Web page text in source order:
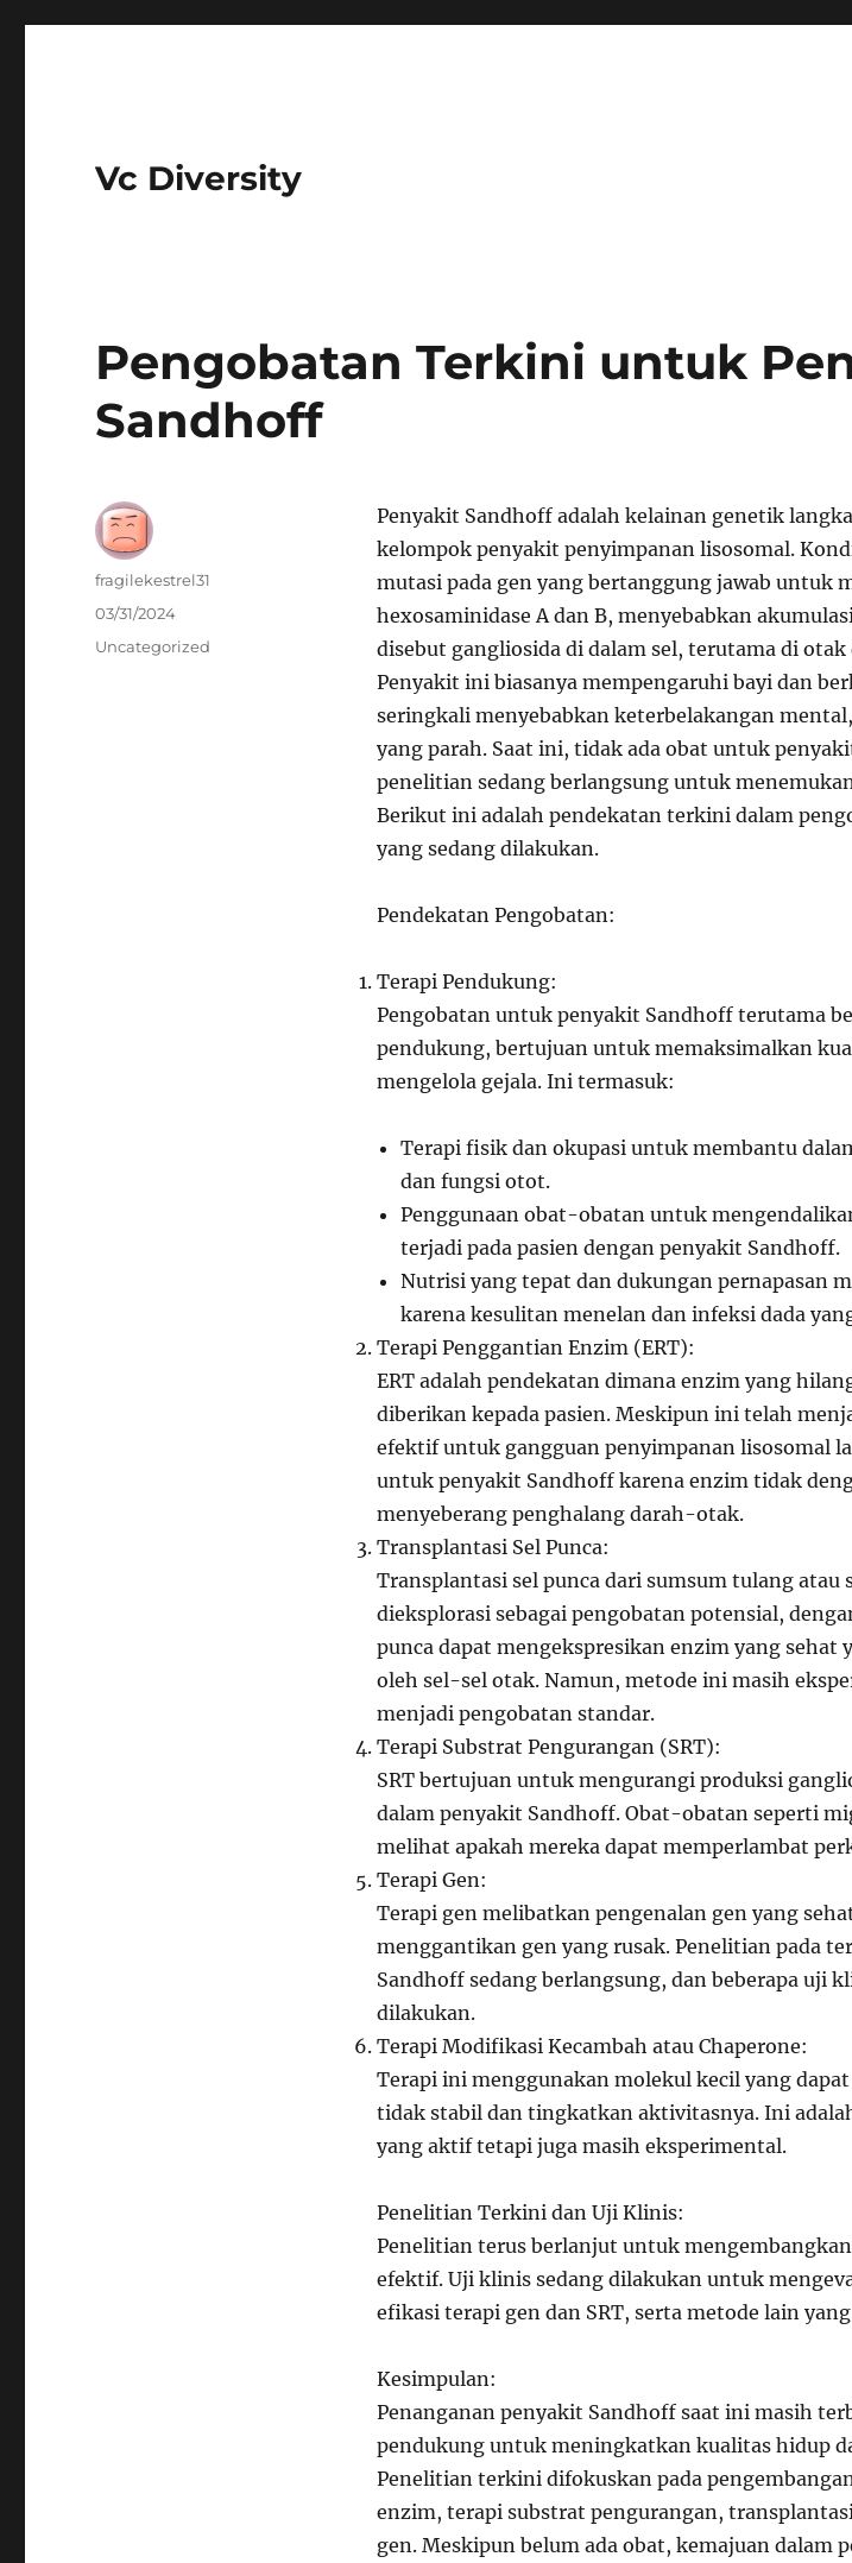
Vc Diversity
Pengobatan Terkini untuk
Sandhoff
Penyakit Sandhoff adalah kelainan genetik
kelompok penyakit penyimpanan lisosomal.
mutasi pada gen yang bertanggung jawab untuk
hexosaminidase A dan B, menyebabkan
disebut gangliosida di dalam sel, terutama di otak
Penyakit ini biasanya mempengaruhi bayi dan
seringkali menyebabkan keterbelakangan
yang parah. Saat ini, tidak ada obat untuk
penelitian sedang berlangsung untuk
Berikut ini adalah pendekatan terkini dalam
yang sedang dilakukan.
Pendekatan Pengobatan:
Terapi Pendukung:
Pengobatan untuk penyakit Sandhoff terutama
pendukung, bertujuan untuk memaksimalkan
mengelola gejala. Ini termasuk:
Terapi fisik dan okupasi untuk membantu
dan fungsi otot.
Penggunaan obat-obatan untuk
terjadi pada pasien dengan penyakit Sandhoff.
Nutrisi yang tepat dan dukungan pernapasan
karena kesulitan menelan dan infeksi dada
Terapi Penggantian Enzim (ERT):
ERT adalah pendekatan dimana enzim yang
diberikan kepada pasien. Meskipun ini telah
efektif untuk gangguan penyimpanan lisosomal
untuk penyakit Sandhoff karena enzim tidak
menyeberang penghalang darah-otak.
Transplantasi Sel Punca:
Transplantasi sel punca dari sumsum tulang atau
dieksplorasi sebagai pengobatan potensial,
punca dapat mengekspresikan enzim yang sehat
oleh sel-sel otak. Namun, metode ini masih
menjadi pengobatan standar.
Terapi Substrat Pengurangan (SRT):
SRT bertujuan untuk mengurangi produksi
dalam penyakit Sandhoff. Obat-obatan seperti
melihat apakah mereka dapat memperlambat
Terapi Gen:
Terapi gen melibatkan pengenalan gen yang
menggantikan gen yang rusak. Penelitian pada
Sandhoff sedang berlangsung, dan beberapa uji
dilakukan.
Terapi Modifikasi Kecambah atau Chaperone:
Terapi ini menggunakan molekul kecil yang
tidak stabil dan tingkatkan aktivitasnya. Ini
yang aktif tetapi juga masih eksperimental.
Penelitian Terkini dan Uji Klinis:
Penelitian terus berlanjut untuk
efektif. Uji klinis sedang dilakukan untuk
efikasi terapi gen dan SRT, serta metode lain
Kesimpulan:
Penanganan penyakit Sandhoff saat ini masih
pendukung untuk meningkatkan kualitas hidup
Penelitian terkini difokuskan pada
enzim, terapi substrat pengurangan,
gen. Meskipun belum ada obat, kemajuan dalam
Author
fragilekestrel31
Posted
03/31/2024
Categories
Uncategorized